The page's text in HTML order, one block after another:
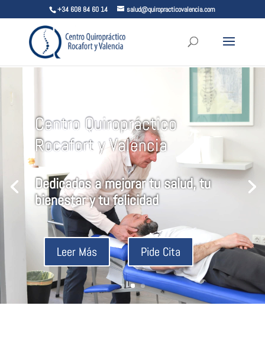
+34 608 84 60 14 salud@quiropracticovalencia.com
Centro Quiropráctico
Rocafort y Valencia
Dedicados a mejorar tu salud, tu
bienestar y tu felicidad
Leer Más Pide Cita